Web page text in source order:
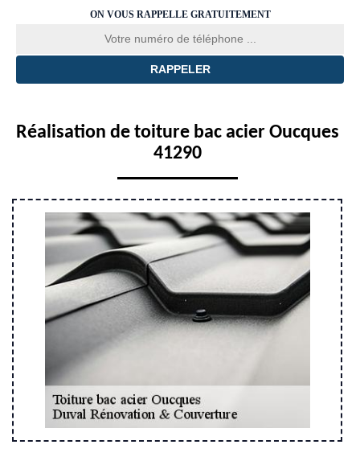
ON VOUS RAPPELLE GRATUITEMENT
Réalisation de toiture bac acier Oucques
41290